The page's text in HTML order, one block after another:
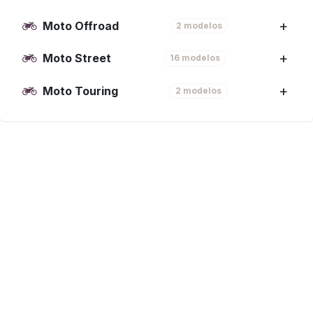
Moto Offroad 2 modelos
Moto Street 16 modelos
Moto Touring 2 modelos